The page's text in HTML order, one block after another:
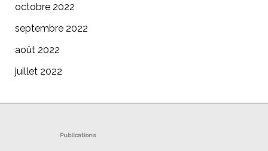
octobre 2022
septembre 2022
août 2022
juillet 2022
Publications